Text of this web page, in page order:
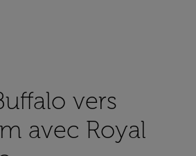
vers
avec Royal